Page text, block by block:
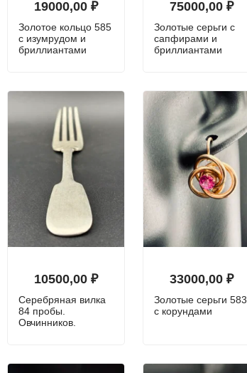
19000,00₽
Золотое кольцо 585
с изумрудом и
бриллиантами
75000,00₽
Золотые серьги с
сапфирами и
бриллиантами
10500,00₽
Серебряная вилка
84 пробы.
Овчинников.
33000,00₽
Золотые серьги 583
с корундами